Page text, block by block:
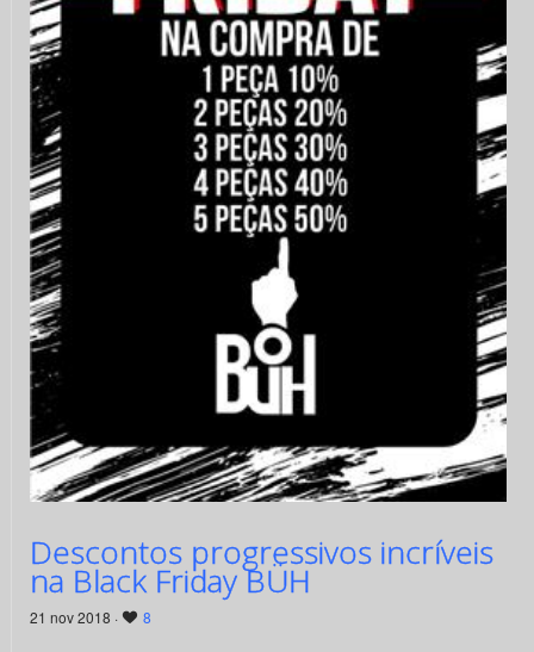
Descontos progressivos incríveis
na Black Friday BÜH
21 nov 2018 · 8